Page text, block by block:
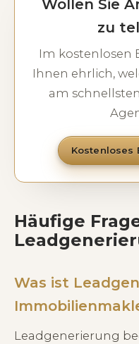
Wollen Sie
zu
Im kostenlosen
Ihnen ehrlich,
am
Kostenloses
Häufige
Was ist
Leadgenerierung